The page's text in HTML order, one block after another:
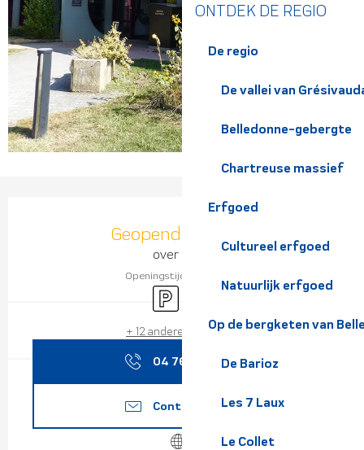
ONTDEK DE REGIO
De regio
De vallei van
Belledonne-gebergte
Chartreuse massief
Erfgoed
Cultureel erfgoed
Natuurlijk erfgoed
Op de bergketen van
De Barioz
Les 7 Laux
Le Collet
Openingstijden en
Geopend vandaag
over 9 uur
Openingstijden bekijken
Parkeerplaats
+ 12 andere dienst(en)
04 76 97 79▒▒
Contacteer ons